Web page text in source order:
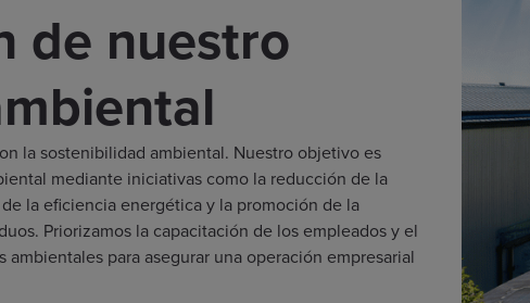
de nuestro
la sostenibilidad ambiental. Nuestro objetivo es
mediante iniciativas como la reducción de la
la eficiencia energética y la promoción de la
Priorizamos la capacitación de los empleados y el
para asegurar una operación empresarial